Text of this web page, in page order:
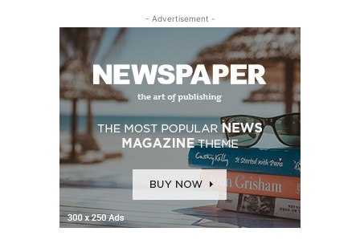
- Advertisement -